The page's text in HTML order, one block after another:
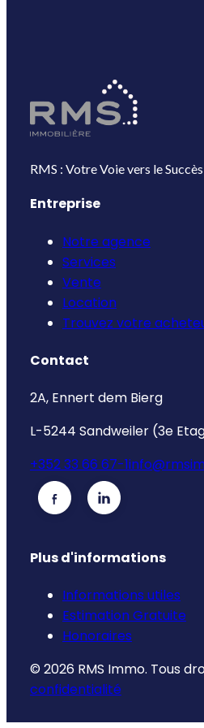
RMS : Votre Voie vers le
Entreprise
Notre agence
Services
Vente
Location
Trouvez votre
Contact
2A, Ennert dem Bierg
L-5244 Sandweiler (3e
+352 33 66 67-1
Plus d'informations
Informations utiles
Estimation Gratuite
Honoraires
© 2026 RMS Immo. Tous
confidentialité